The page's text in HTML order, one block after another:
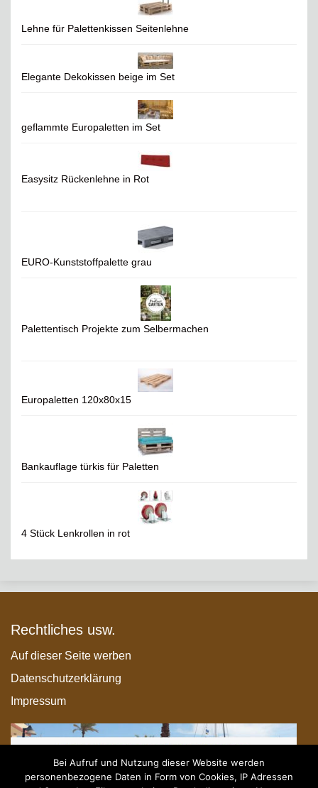
Lehne für Palettenkissen Seitenlehne
Elegante Dekokissen beige im Set
geflammte Europaletten im Set
Easysitz Rückenlehne in Rot
EURO-Kunststoffpalette grau
Palettentisch Projekte zum Selbermachen
Europaletten 120x80x15
Bankauflage türkis für Paletten
4 Stück Lenkrollen in rot
Rechtliches usw.
Auf dieser Seite werben
Datenschutzerklärung
Impressum
Bei Aufruf und Nutzung dieser Website werden
personenbezogene Daten in Form von Cookies, IP Adressen